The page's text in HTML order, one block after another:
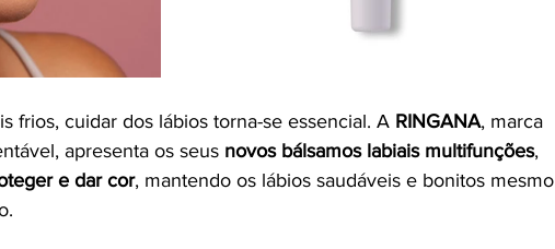
frios, cuidar dos lábios torna-se essencial. A RINGANA, marca
apresenta os seus novos bálsamos labiais multifunções,
e dar cor, mantendo os lábios saudáveis e bonitos mesmo